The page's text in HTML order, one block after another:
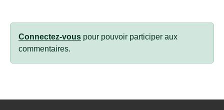
Connectez-vous pour pouvoir participer aux
commentaires.